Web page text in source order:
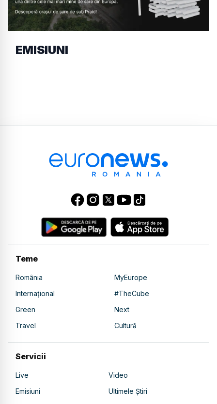
EMISIUNI
Teme
România
MyEurope
Internațional
#TheCube
Green
Next
Travel
Cultură
Servicii
Live
Video
Emisiuni
Ultimele Știri